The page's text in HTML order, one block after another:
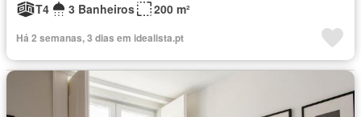
T4
3 Banheiros 200 m²
Há 2 semanas, 3 dias em idealista.pt